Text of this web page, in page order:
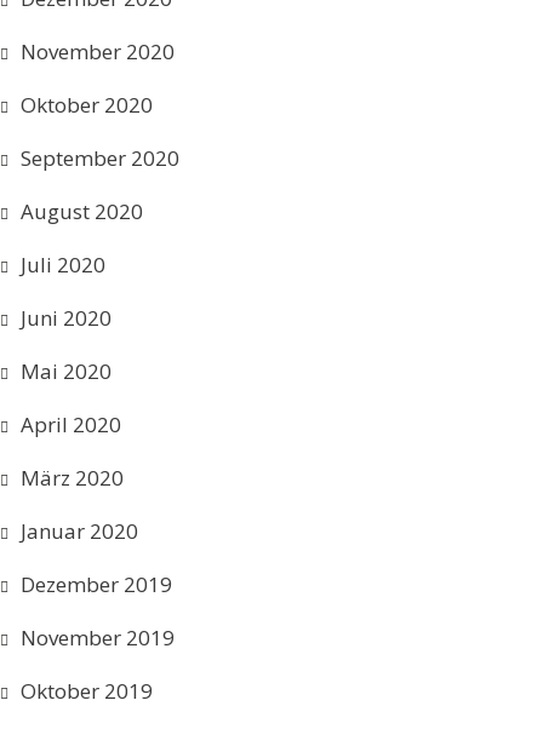
November 2020
Oktober 2020
September 2020
August 2020
Juli 2020
Juni 2020
Mai 2020
April 2020
März 2020
Januar 2020
Dezember 2019
November 2019
Oktober 2019